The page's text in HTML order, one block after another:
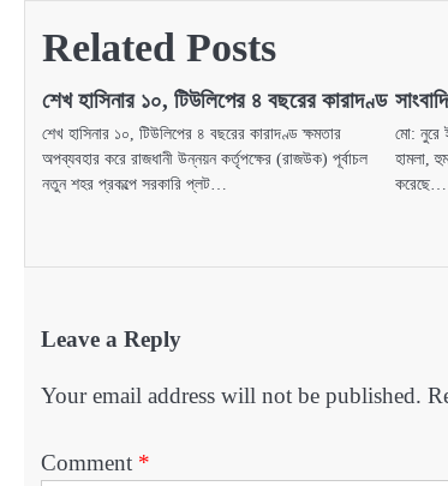
Related Posts
শেখ হাসিনার ১০, টিউলিপের ৪ বছরের কারাদণ্ড
শেখ হাসিনার ১০, টিউলিপের ৪ বছরের কারাদণ্ড ক্ষমতার
অপব্যবহার করে রাজধানী উন্নয়ন কর্তৃপক্ষের (রাজউক) পূর্বাচল
নতুন শহর প্রকল্পে সরকারি প্লট…
মো: নুরে
হামলা,
করেছে…
Leave a Reply
Your email address will not be published.
Comment *